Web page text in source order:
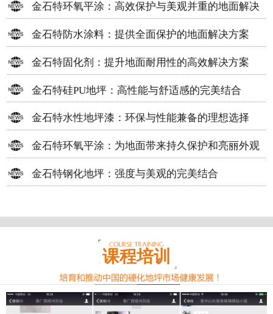
金石特环氧平涂：高效保护与美观并重的地面解决
方案
金石特防水涂料：提供全面保护的地面解决方案
金石特固化剂：提升地面耐用性的高效解决方案
金石特硅PU地坪：高性能与舒适感的完美结合
金石特水性地坪漆：环保与性能兼备的理想选择
金石特环氧平涂：为地面带来持久保护和亮丽外观
金石特钢化地坪：强度与美观的完美结合
课程培训